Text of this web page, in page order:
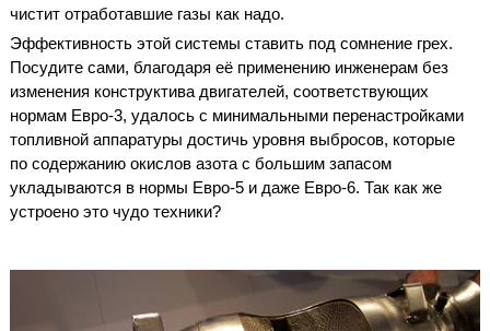
чистит отработавшие газы как надо.
Эффективность этой системы ставить под сомнение грех.
Посудите сами, благодаря её применению инженерам без
изменения конструктива двигателей, соответствующих
нормам Евро-3, удалось с минимальными перенастройками
топливной аппаратуры достичь уровня выбросов, которые
по содержанию окислов азота с большим запасом
укладываются в нормы Евро-5 и даже Евро-6. Так как же
устроено это чудо техники?